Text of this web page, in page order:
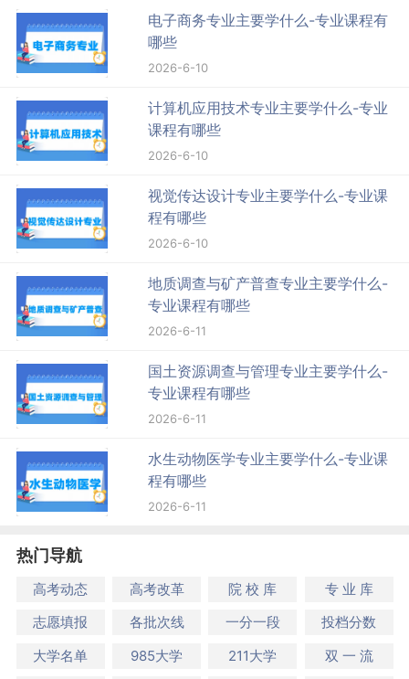
电子商务专业主要学什么-专业课程有
哪些
2026-6-10
计算机应用技术专业主要学什么-专业
课程有哪些
2026-6-10
视觉传达设计专业主要学什么-专业课
程有哪些
2026-6-10
地质调查与矿产普查专业主要学什么-
专业课程有哪些
2026-6-11
国土资源调查与管理专业主要学什么-
专业课程有哪些
2026-6-11
水生动物医学专业主要学什么-专业课
程有哪些
2026-6-11
热门导航
高考动态 高考改革 院 校 库
专 业 库
志愿填报
各批次线 一分一段
投档分数
大学名单
985大学 211大学 双 一 流